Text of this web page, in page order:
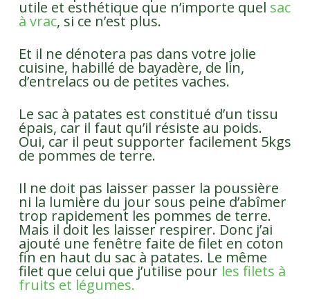
utile et esthétique que n’importe quel sac
à vrac, si ce n’est plus.
Et il ne dénotera pas dans votre jolie
cuisine, habillé de bayadère, de lin,
d’entrelacs ou de petites vaches.
Le sac à patates est constitué d’un tissu
épais, car il faut qu’il résiste au poids.
Oui, car il peut supporter facilement 5kgs
de pommes de terre.
Il ne doit pas laisser passer la poussière
ni la lumière du jour sous peine d’abîmer
trop rapidement les pommes de terre.
Mais il doit les laisser respirer. Donc j’ai
ajouté une fenêtre faite de filet en coton
fin en haut du sac à patates. Le même
filet que celui que j’utilise pour les filets à
fruits et légumes.